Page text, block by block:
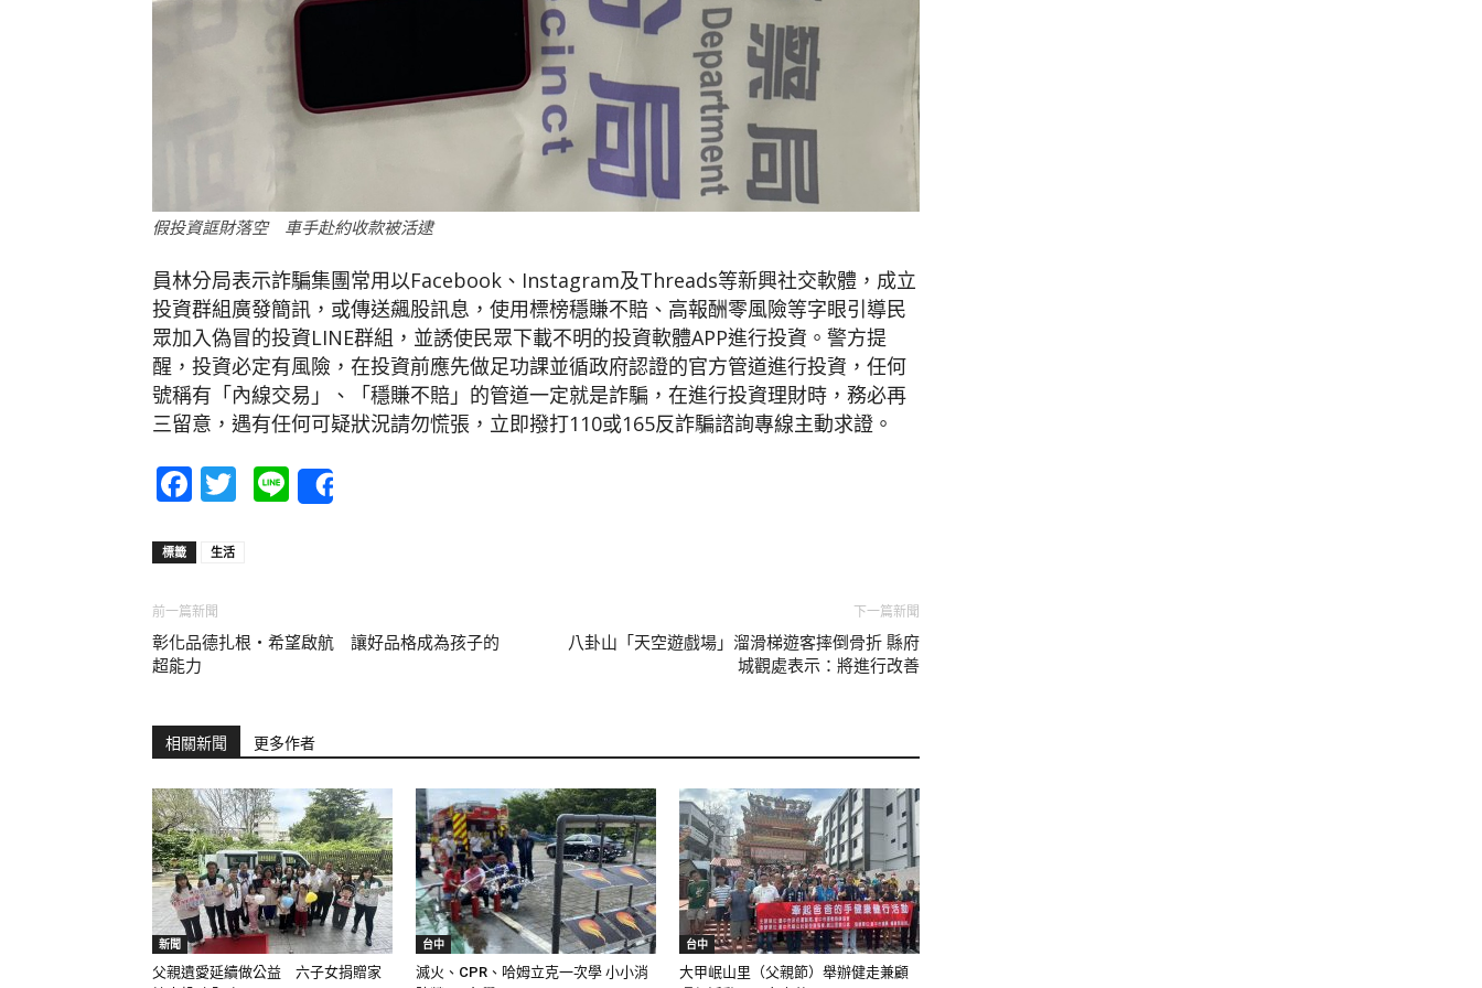
假投資誆財落空 車手赴約收款被活逮
員林分局表示詐騙集團常用以Facebook、Instagram及Threads等新興社交軟體，成立
投資群組廣發簡訊，或傳送飆股訊息，使用標榜穩賺不賠、高報酬零風險等字眼引導民
眾加入偽冒的投資LINE群組，並誘使民眾下載不明的投資軟體APP進行投資。警方提
醒，投資必定有風險，在投資前應先做足功課並循政府認證的官方管道進行投資，任何
號稱有「內線交易」、「穩賺不賠」的管道一定就是詐騙，在進行投資理財時，務必再
三留意，遇有任何可疑狀況請勿慌張，立即撥打110或165反詐騙諮詢專線主動求證。
Facebook
Twitter
Line
標籤 生活
前一篇新聞
彰化品德扎根‧希望啟航 讓好品格成為孩子的
超能力
下一篇新聞
八卦山「天空遊戲場」溜滑梯遊客摔倒骨折 縣府
城觀處表示：將進行改善
相關新聞 更多作者
新聞
父親遺愛延續做公益 六子女捐贈家
台中
滅火、CPR、哈姆立克一次學 小小消
台中
大甲岷山里（父親節）舉辦健走兼顧